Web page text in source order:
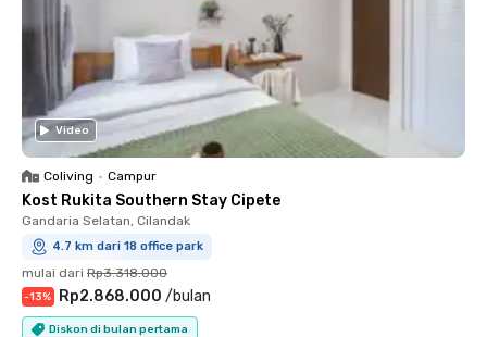
Video
Coliving • Campur
Kost Rukita Southern Stay Cipete
Gandaria Selatan, Cilandak
4.7 km dari 18 office park
mulai dari Rp3.318.000
-13% Rp2.868.000 /bulan
Diskon di bulan pertama